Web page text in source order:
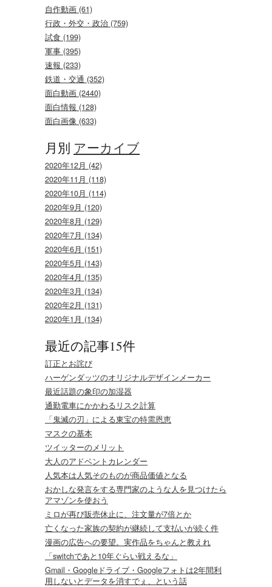
自作動画 (61)
行政・外交・政治 (759)
試食 (199)
軍事 (395)
速報 (233)
鉄道・交通 (352)
面白動画 (2440)
面白情報 (128)
面白画像 (633)
月別 アーカイブ
2020年12月 (42)
2020年11月 (118)
2020年10月 (114)
2020年9月 (120)
2020年8月 (129)
2020年7月 (134)
2020年6月 (151)
2020年5月 (143)
2020年4月 (135)
2020年3月 (134)
2020年2月 (131)
2020年1月 (134)
最近の記事15件
訂正とお詫び
ハーゲンダッツのオリジナルデザインメーカー
最近話題の象印の加湿器
通勤電車にかかわるリスク計算
「鬼滅の刃」による東宝の特需恩恵
マスクの基本
ツイッターのメリット
大人のアドベントカレンダー
人気本は人気そのものが商品価値となる
おかしな発言をする専門家のような人を見つけたら
アマゾンを使おう
ミロが再び販売休止に、注文量が7倍とか
亡くなった家族の契約が継続して支払いが続く件
漫画の広告への要望。実作品をちゃんと教えれ
「switchであと10年ぐらい戦えるな」
Gmail・Googleドライブ・Googleフォトは2年間利
用しないとデータを消すでぇ、という話